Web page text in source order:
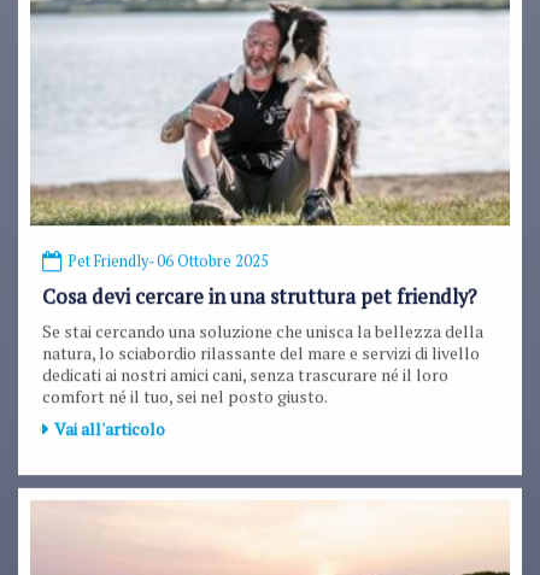
Pet Friendly- 06 Ottobre 2025
Cosa devi cercare in una struttura pet friendly?
Se stai cercando una soluzione che unisca la bellezza della
natura, lo sciabordio rilassante del mare e servizi di livello
dedicati ai nostri amici cani, senza trascurare né il loro
comfort né il tuo, sei nel posto giusto.
Vai all'articolo